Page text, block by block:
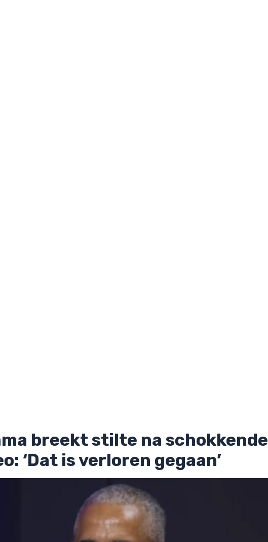
breekt stilte na schokkende
‘Dat is verloren gegaan’